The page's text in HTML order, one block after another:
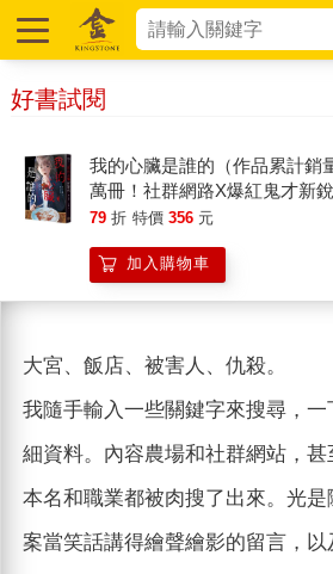
好書試閱
我的心臟是誰的（作品累計銷
萬冊！社群網路X爆紅鬼才新
藤白圭最新長篇作——校園驚
79 折 特價 356 元
加入購物車
大宮、飯店、被害人、仇殺。
我隨手輸入一些關鍵字來搜尋，
細資料。內容農場和社群網站，甚
本名和職業都被肉搜了出來。光
案當笑話講得繪聲繪影的留言，